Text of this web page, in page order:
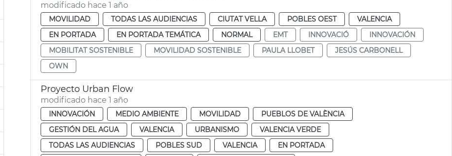
modificado hace 1 año
MOVILIDAD TODAS LAS AUDIENCIAS CIUTAT VELLA POBLES OEST
VALENCIA
EN PORTADA
EN PORTADA TEMÁTICA NORMAL EMT INNOVACIÓ
INNOVACIÓN
MOBILITAT SOSTENIBLE
MOVILIDAD SOSTENIBLE PAULA LLOBET
JESÚS CARBONELL
OWN
Proyecto Urban Flow
modificado hace 1 año
INNOVACIÓN MEDIO AMBIENTE MOVILIDAD
PUEBLOS DE VALÈNCIA
GESTIÓN DEL AGUA
VALENCIA URBANISMO
VALENCIA VERDE
TODAS LAS AUDIENCIAS
POBLES SUD VALENCIA
EN PORTADA